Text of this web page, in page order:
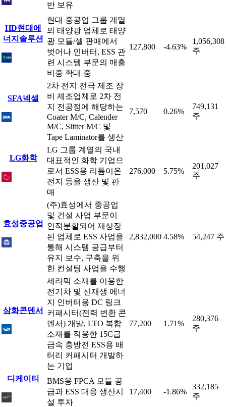
반 보유
HD현대에
너지솔루션
현대 중공업 그룹 계열
의 태양광 업체로 태양
광 모듈/셀 판매에서
벗어나 인버터, ESS 관
련 시스템 부문의 매출
비중 확대 중
127,800 -4.63%
1,056,308
주
SFA넥셀
2차 전지 전극 제조 장
비 제조업체로 2차 전
지 전공정에 해당하는
Coater M/C, Calender
M/C, Slitter M/C 및
Tape Laminator를 생산
7,570 0.26%
749,131
주
LG화학
LG 그룹 계열의 국내
대표적인 화학 기업으
로서 ESS용 리튬이온
전지 등을 생산 및 판
매
276,000 5.75%
201,027
주
효성중공업
(주)효성에서 중공업
및 건설 사업 부문이
인적분할되어 재상장
된 업체로 ESS 사업을
통해 시스템 공급부터
유지 보수, 구축을 위
한 컨설팅 사업을 수행
2,832,000 4.58% 54,247 주
삼화콘덴서
세라믹 소재를 이용한
전기차 및 신재생 에너
지 인버터용 DC 링크
커패시터(전력 변환 콘
덴서) 개발, LTO 복합
소재를 적용한 15C급
급속 충방전 ESS용 배
터리 커패시터 개발하
는 기업
77,200 1.71%
280,376
주
디케이티
BMS용 FPCA 모듈 공
급과 ESS 대응 생산시
설 투자
17,400 -1.86%
332,185
주